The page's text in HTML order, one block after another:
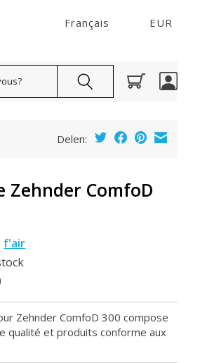
Français EUR
Delen:
ComfoD
f'air
Zehnder ComfoD 300 compose
qualité et produits conforme aux